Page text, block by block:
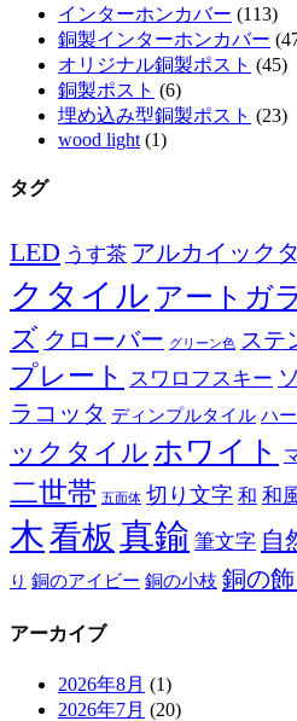
インターホンカバー (113)
銅製インターホンカバー
オリジナル銅製ポスト (45)
銅製ポスト (6)
埋め込み型銅製ポスト (23)
wood light (1)
タグ
LED うす茶 アルカイック
クタイル アートガ
ズ クローバー グリーン色 ステ
プレート スワロフスキー
ラコッタ ディンプルタイル ハ
ックタイル ホワイト
二世帯 五面体 切り文字 和 和
木看板 真鍮 筆文字 自
り 銅のアイビー 銅の小枝 銅の飾
アーカイブ
2026年8月 (1)
2026年7月 (20)